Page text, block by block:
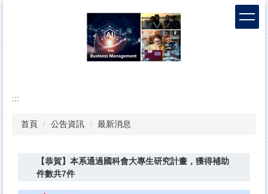
:::
首頁 公告資訊 最新消息
【恭賀】本系通過國科會大專生研究計畫，獲得補助
件數共7件